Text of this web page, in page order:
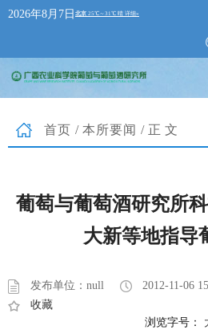
2026年8月7日
首页 / 本所要闻 /正文
葡萄与葡萄酒研究所
大新等地指导
发布单位：null 2012-11-06
收藏
浏览字号：